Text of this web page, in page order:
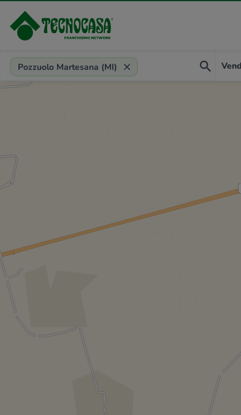
Provincia, comune, zona, riferimento
Pozzuolo Martesana (MI)